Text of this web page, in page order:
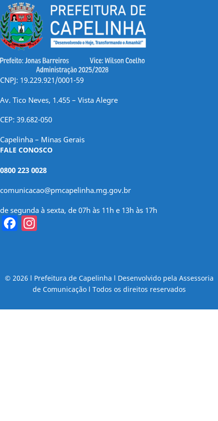
CNPJ: 19.229.921/0001-59
Av. Tico Neves, 1.455 – Vista Alegre
CEP: 39.682-050
Capelinha – Minas Gerais
FALE CONOSCO
0800 223 0028
comunicacao@pmcapelinha.mg.gov.br
de segunda à sexta, de 07h às 11h e 13h às 17h
Facebook
© 2026 l Prefeitura de Capelinha l Desenvolvido pela Assessoria
de Comunicação l Todos os direitos reservados